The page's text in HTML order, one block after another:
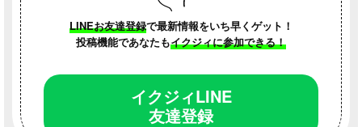
LINEお友達登録で最新情報をいち早くゲット！
投稿機能であなたもイクジィに参加できる！
イクジィLINE
友達登録